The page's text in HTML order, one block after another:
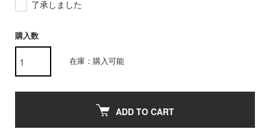
了承しました
購入数
在庫：購入可能
ADD TO CART